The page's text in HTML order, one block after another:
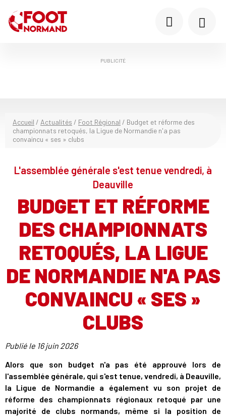
PUBLICITÉ
Accueil / Actualités / Foot Régional / Budget et réforme des
championnats retoqués, la Ligue de Normandie n'a pas
convaincu « ses » clubs
L'assemblée générale s'est tenue vendredi, à
Deauville
BUDGET ET RÉFORME
DES CHAMPIONNATS
RETOQUÉS, LA LIGUE
DE NORMANDIE N'A PAS
CONVAINCU « SES »
CLUBS
Publié le 16 juin 2026
Alors que son budget n'a pas été approuvé lors de
l'assemblée générale, qui s'est tenue, vendredi, à Deauville,
la Ligue de Normandie a également vu son projet de
réforme des championnats régionaux retoqué par une
majorité de clubs normands, même si la position de